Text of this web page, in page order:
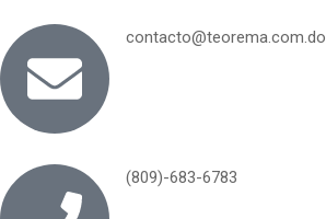
contacto@teorema.com.do
(809)-683-6783